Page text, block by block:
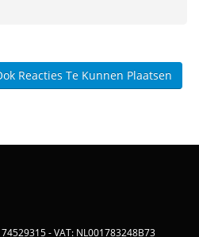
Reacties Te Kunnen Plaatsen
- VAT: NL001783248B73